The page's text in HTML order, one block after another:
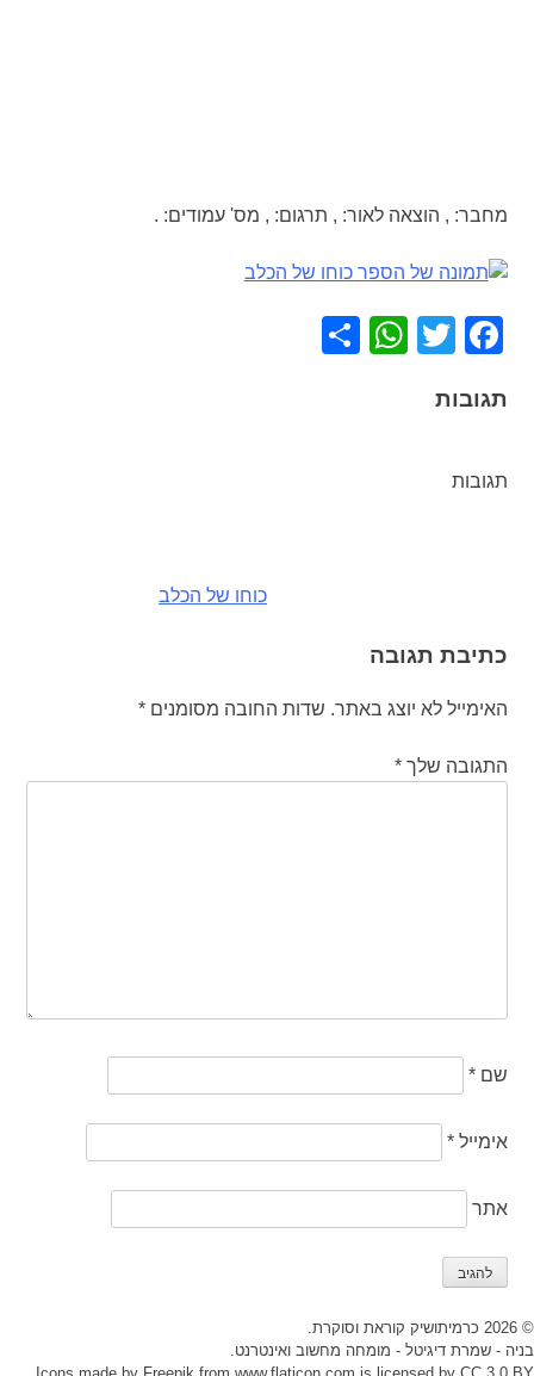
מחבר: , הוצאה לאור: , תרגום: , מס' עמודים: .
Facebook
Twitter
WhatsApp
תגובות
תגובות
כוחו של הכלב
כתיבת תגובה
האימייל לא יוצג באתר. שדות החובה מסומנים*
התגובה שלך*
שם*
אימייל*
אתר
© 2026 כרמיתושיק קוראת וסוקרת.
בניה - שמרת דיגיטל - מומחה מחשוב ואינטרנט